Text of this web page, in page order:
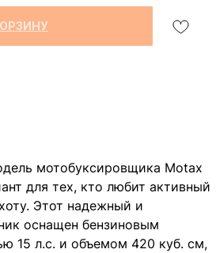
мотобуксировщика Motax
для тех, кто любит активный
Этот надежный и
оснащен бензиновым
15 л.с. и объемом 420 куб. см,